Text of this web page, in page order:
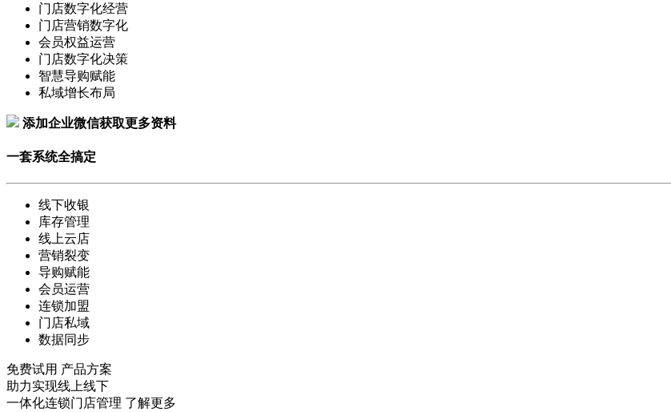
门店数字化经营
门店营销数字化
会员权益运营
门店数字化决策
智慧导购赋能
私域增长布局
添加企业微信获取更多资料
一套系统全搞定
线下收银
库存管理
线上云店
营销裂变
导购赋能
会员运营
连锁加盟
门店私域
数据同步
免费试用 产品方案
助力实现线上线下
一体化连锁门店管理 了解更多